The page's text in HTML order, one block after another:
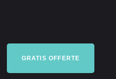
GRATIS OFFERTE